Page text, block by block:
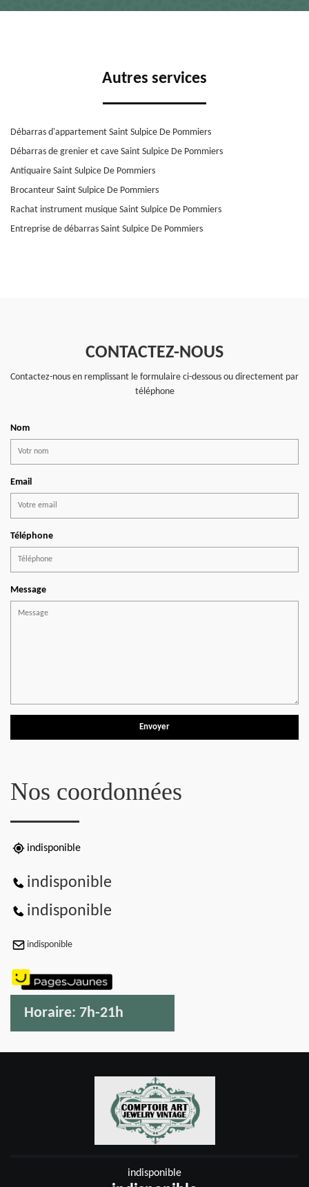
Autres services
Débarras d'appartement Saint Sulpice De Pommiers
Débarras de grenier et cave Saint Sulpice De Pommiers
Antiquaire Saint Sulpice De Pommiers
Brocanteur Saint Sulpice De Pommiers
Rachat instrument musique Saint Sulpice De Pommiers
Entreprise de débarras Saint Sulpice De Pommiers
CONTACTEZ-NOUS
Contactez-nous en remplissant le formulaire ci-dessous ou directement par
téléphone
Nom
Email
Téléphone
Message
Nos coordonnées
indisponible
indisponible
indisponible
indisponible
Horaire: 7h-21h
indisponible